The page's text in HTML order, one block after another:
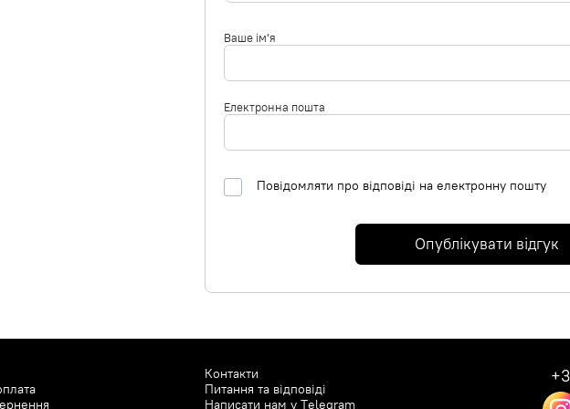
Ваше ім'я
Електронна пошта
Повідомляти про відповіді на електронну пошту
Опублікувати відгук
Контакти
Питання та відповіді
Написати нам у Telegram